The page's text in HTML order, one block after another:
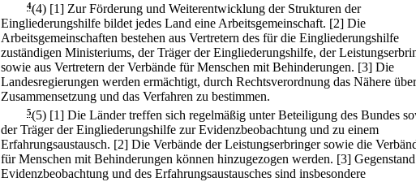
4(4) [1] Zur Förderung und Weiterentwicklung der Strukturen der
Eingliederungshilfe bildet jedes Land eine Arbeitsgemeinschaft. [2] Die
Arbeitsgemeinschaften bestehen aus Vertretern des für die Eingliederungshilfe
zuständigen Ministeriums, der Träger der Eingliederungshilfe, der
sowie aus Vertretern der Verbände für Menschen mit Behinderungen. [3] Die
Landesregierungen werden ermächtigt, durch Rechtsverordnung das Nähere
Zusammensetzung und das Verfahren zu bestimmen.
5(5) [1] Die Länder treffen sich regelmäßig unter Beteiligung des Bundes
der Träger der Eingliederungshilfe zur Evidenzbeobachtung und zu einem
Erfahrungsaustausch. [2] Die Verbände der Leistungserbringer sowie die
für Menschen mit Behinderungen können hinzugezogen werden. [3]
Evidenzbeobachtung und des Erfahrungsaustausches sind insbesondere